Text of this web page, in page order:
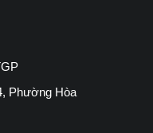
Phường Hòa